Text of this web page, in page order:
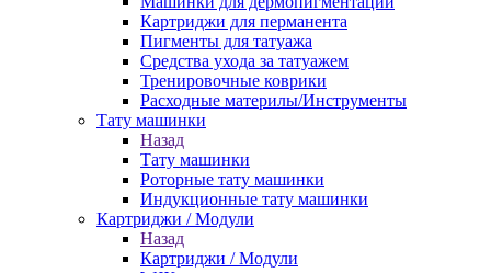
Картриджи для перманента
Пигменты для татуажа
Средства ухода за татуажем
Тренировочные коврики
Расходные материлы/Инструменты
Тату машинки
Назад
Тату машинки
Роторные тату машинки
Индукционные тату машинки
Картриджи / Модули
Назад
Картриджи / Модули